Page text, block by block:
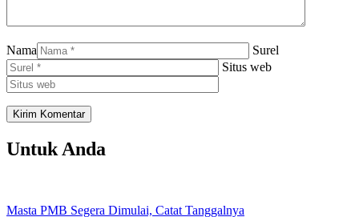
Nama
Surel
Situs web
Untuk Anda
Masta PMB Segera Dimulai, Catat Tanggalnya